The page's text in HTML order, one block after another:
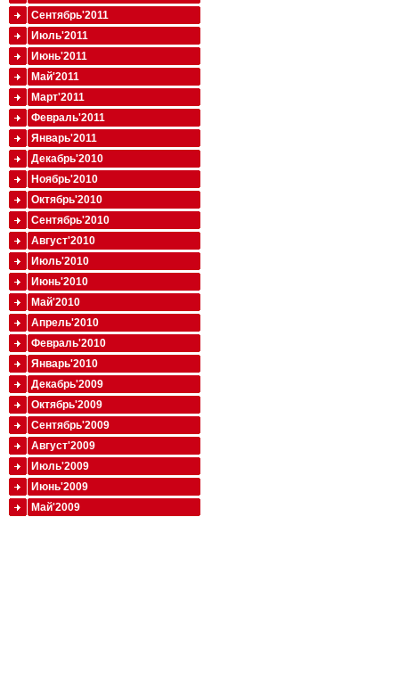
Сентябрь'2011
Июль'2011
Июнь'2011
Май'2011
Март'2011
Февраль'2011
Январь'2011
Декабрь'2010
Ноябрь'2010
Октябрь'2010
Сентябрь'2010
Август'2010
Июль'2010
Июнь'2010
Май'2010
Апрель'2010
Февраль'2010
Январь'2010
Декабрь'2009
Октябрь'2009
Сентябрь'2009
Август'2009
Июль'2009
Июнь'2009
Май'2009